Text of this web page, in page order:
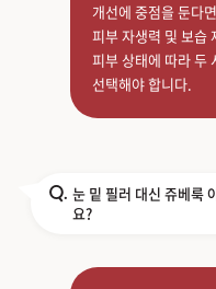
개선에 중점을 둔다
피부 자생력 및 보습
피부 상태에 따라 두
선택해야 합니다.
Q. 눈 밑 필러 대신 쥬베룩
요?